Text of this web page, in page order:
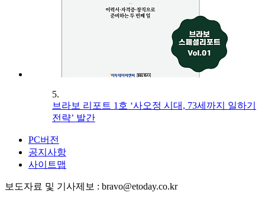
5.
브라보 리포트 1호 ‘사오정 시대, 73세까지 일하기
전략’ 발간
PC버전
공지사항
사이트맵
보도자료 및 기사제보 : bravo@etoday.co.kr